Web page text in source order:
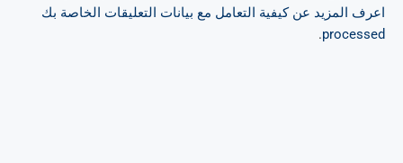
اعرف المزيد عن كيفية التعامل مع بيانات التعليقات الخاصة بك
processed
.